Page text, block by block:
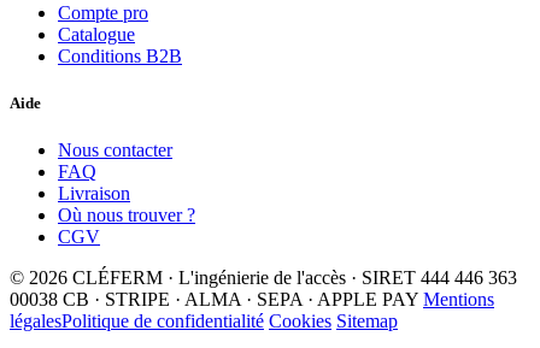
Compte pro
Catalogue
Conditions B2B
Aide
Nous contacter
FAQ
Livraison
Où nous trouver ?
CGV
© 2026 CLÉFERM · L'ingénierie de l'accès · SIRET 444 446 363
00038 CB · STRIPE · ALMA · SEPA · APPLE PAY Mentions
légalesPolitique de confidentialité Cookies Sitemap